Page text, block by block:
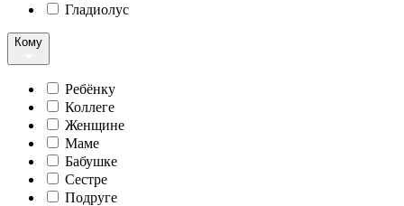
Гладиолус
Кому
Ребёнку
Коллеге
Женщине
Маме
Бабушке
Сестре
Подруге